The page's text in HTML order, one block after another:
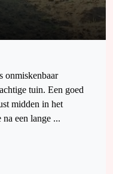
onmiskenbaar
tuin. Een goed
midden in het
een lange ...